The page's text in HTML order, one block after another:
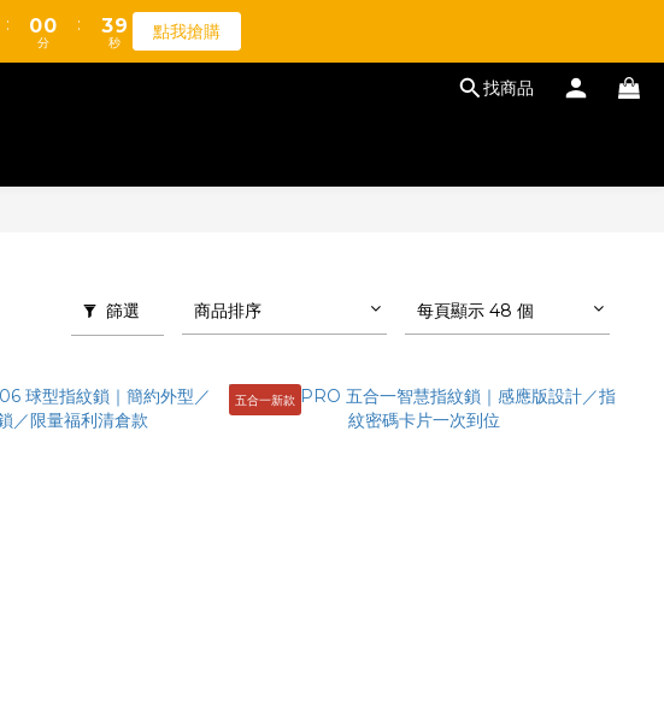
∀＇)
4
2
1
0
6
:
00
分
:
3
2
8
7
2
秒
點我搶購
找商品
篩選 商品排序 每頁顯示 48 個
五合一新款